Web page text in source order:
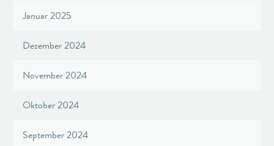
Januar 2025
Dezember 2024
November 2024
Oktober 2024
September 2024